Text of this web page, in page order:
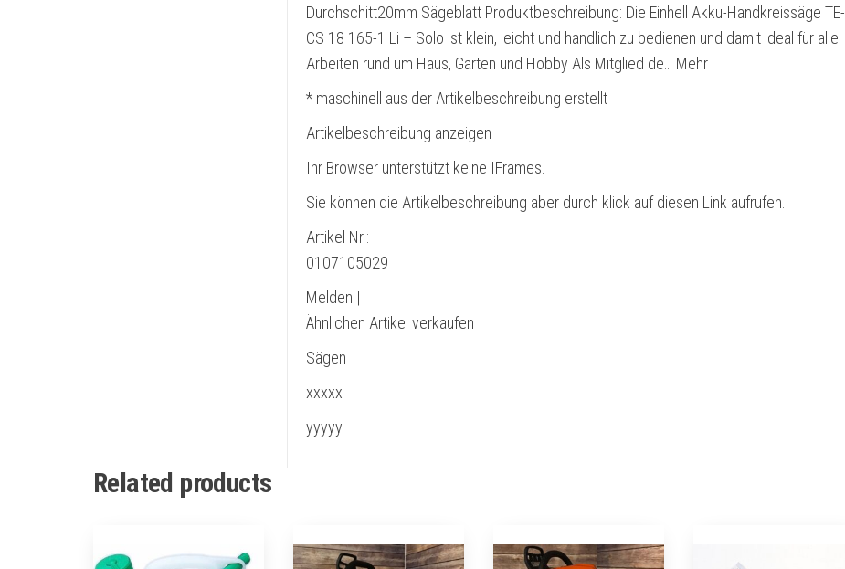
Durchschitt20mm Sägeblatt Produktbeschreibung: Die Einhell Akku-Handkreissäge TE-
CS 18 165-1 Li – Solo ist klein, leicht und handlich zu bedienen und damit ideal für alle
Arbeiten rund um Haus, Garten und Hobby Als Mitglied de… Mehr
* maschinell aus der Artikelbeschreibung erstellt
Artikelbeschreibung anzeigen
Ihr Browser unterstützt keine IFrames.
Sie können die Artikelbeschreibung aber durch klick auf diesen Link aufrufen.
Artikel Nr.:
0107105029
Melden |
Ähnlichen Artikel verkaufen
Sägen
xxxxx
yyyyy
Related products